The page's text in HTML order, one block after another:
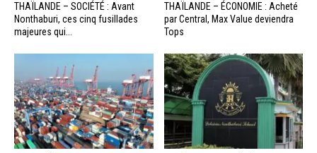
THAÏLANDE – SOCIÉTÉ : Avant
Nonthaburi, ces cinq fusillades
majeures qui...
THAÏLANDE – ÉCONOMIE : Acheté
par Central, Max Value deviendra
Tops